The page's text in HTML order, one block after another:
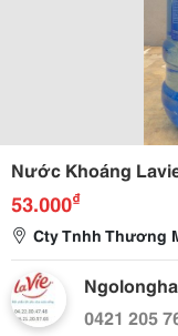
Nước Khoáng
53.000₫
Cty Tnhh Thương
0421 205